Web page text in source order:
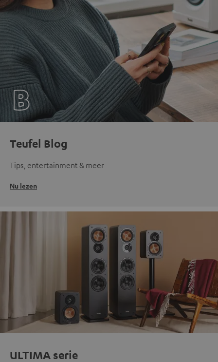
Teufel Blog
Tips, entertainment & meer
Nu lezen
ULTIMA serie